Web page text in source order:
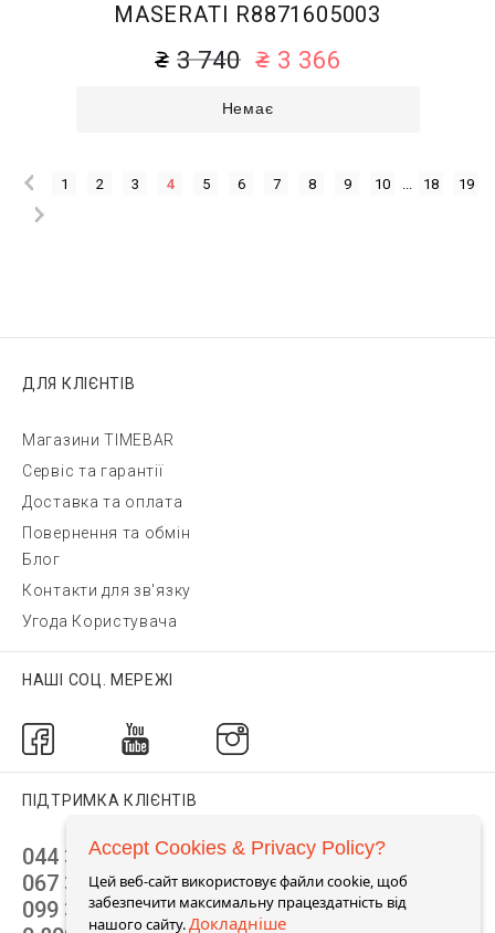
MASERATI R8871605003
3 740 3 366
Немає
1 2 3 4 5 6 7 8 9 10 18 19
ДЛЯ КЛІЄНТІВ
Магазини TIMEBAR
Сервіс та гарантії
Доставка та оплата
Повернення та обмін
Блог
Контакти для зв'язку
Угода Користувача
НАШІ СОЦ. МЕРЕЖІ
ПІДТРИМКА КЛІЄНТІВ
044 392 44 45
067 344 14 44 (viber)
099 399 23 80
Accept Cookies & Privacy Policy?
Цей веб-сайт використовує файли cookie, щоб
забезпечити максимальну працездатність від
нашого сайту.Докладніше